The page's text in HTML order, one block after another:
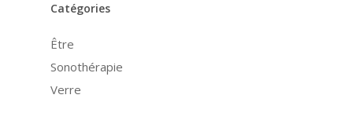
Catégories
Être
Sonothérapie
Verre